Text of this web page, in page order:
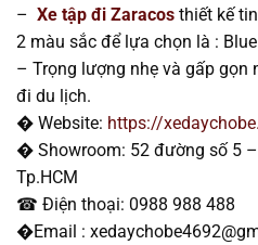
– Xe tập đi Zaracos thiết kế
2 màu sắc để lựa chọn là :
– Trọng lượng nhẹ và gấp gọn
đi du lịch.
� Website: https://
� Showroom: 52 đường số 5 –
Tp.HCM
☎ Điện thoại: 0988 988 488
�Email :